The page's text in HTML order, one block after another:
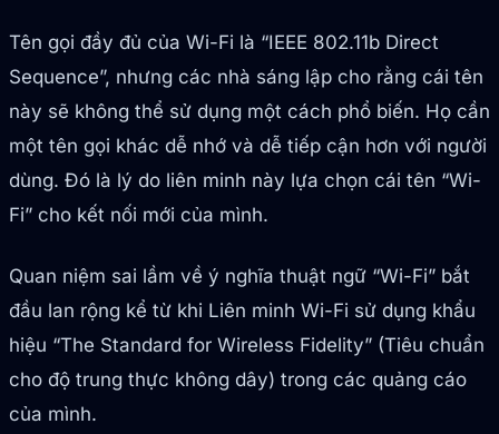
Tên gọi đầy đủ của Wi-Fi là “IEEE 802.11b Direct
Sequence”, nhưng các nhà sáng lập cho rằng cái tên
này sẽ không thể sử dụng một cách phổ biến. Họ cần
một tên gọi khác dễ nhớ và dễ tiếp cận hơn với người
dùng. Đó là lý do liên minh này lựa chọn cái tên “Wi-
Fi” cho kết nối mới của mình.
Quan niệm sai lầm về ý nghĩa thuật ngữ “Wi-Fi” bắt
đầu lan rộng kể từ khi Liên minh Wi-Fi sử dụng khẩu
hiệu “The Standard for Wireless Fidelity” (Tiêu chuẩn
cho độ trung thực không dây) trong các quảng cáo
của mình.